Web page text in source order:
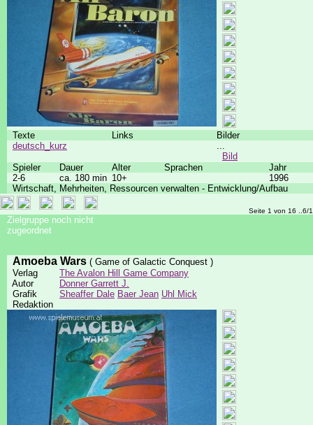
Texte Links
Bilder
deutsch_kurz
...
Bild
Spieler
Dauer Alter Sprachen
Jahr
2-6
ca. 180 min 10+
1996
Wirtschaft, Mehrheiten, Ressourcen verwalten - Entwicklung/Aufbau
Seite 1 von 16 ..6/
Zielgruppe noch nicht
zugeordnet
Amoeba Wars ( Game of Galactic Conquest )
Verlag
The Avalon Hill Game Company
Autor
Donner Garrett J.
Grafik
Sheaffer Dale Baer Jean Uhl Mick
Redaktion